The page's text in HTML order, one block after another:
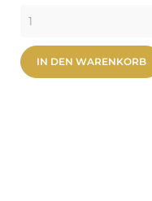
IN DEN WARENKORB